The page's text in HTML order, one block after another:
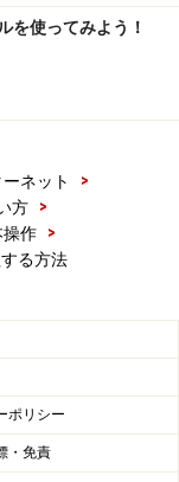
す時に便利。過
たメールを探す
ルの履歴の資料
を使ってみよう！
ネット
>
方
>
作
>
る方法
ポリシー
・免責